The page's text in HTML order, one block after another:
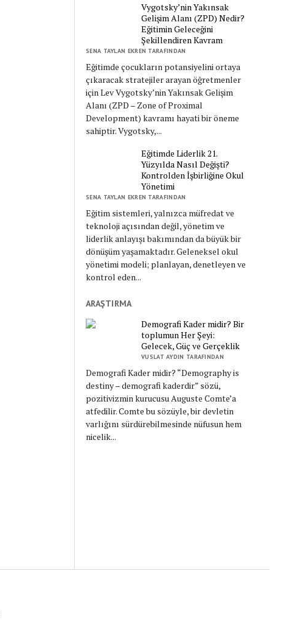
Vygotsky’nin Yakınsak
Gelişim Alanı (ZPD) Nedir?
Eğitimin Geleceğini
Şekillendiren Kavram
SENA TAYLAN EKREN TARAFINDAN
Eğitimde çocukların potansiyelini ortaya
çıkaracak stratejiler arayan öğretmenler
için Lev Vygotsky’nin Yakınsak Gelişim
Alanı (ZPD – Zone of Proximal
Development) kavramı hayati bir öneme
sahiptir. Vygotsky,...
Eğitimde Liderlik 21.
Yüzyılda Nasıl Değişti?
Kontrolden İşbirliğine Okul
Yönetimi
SENA TAYLAN EKREN TARAFINDAN
Eğitim sistemleri, yalnızca müfredat ve
teknoloji açısından değil, yönetim ve
liderlik anlayışı bakımından da büyük bir
dönüşüm yaşamaktadır. Geleneksel okul
yönetimi modeli; planlayan, denetleyen ve
kontrol eden...
ARAŞTIRMA
Demografi Kader midir? Bir
toplumun Her Şeyi:
Gelecek, Güç ve Gerçeklik
VUSLAT AYDIN TARAFINDAN
Demografi Kader midir? “Demography is
destiny – demografi kaderdir” sözü,
pozitivizmin kurucusu Auguste Comte’a
atfedilir. Comte bu sözüyle, bir devletin
varlığını sürdürebilmesinde nüfusun hem
nicelik...